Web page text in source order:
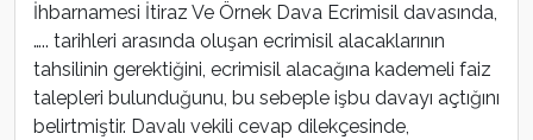
İhbarnamesi İtiraz Ve Örnek Dava Ecrimisil davasında,
….. tarihleri arasında oluşan ecrimisil alacaklarının
tahsilinin gerektiğini, ecrimisil alacağına kademeli faiz
talepleri bulunduğunu, bu sebeple işbu davayı açtığını
belirtmiştir. Davalı vekili cevap dilekçesinde,